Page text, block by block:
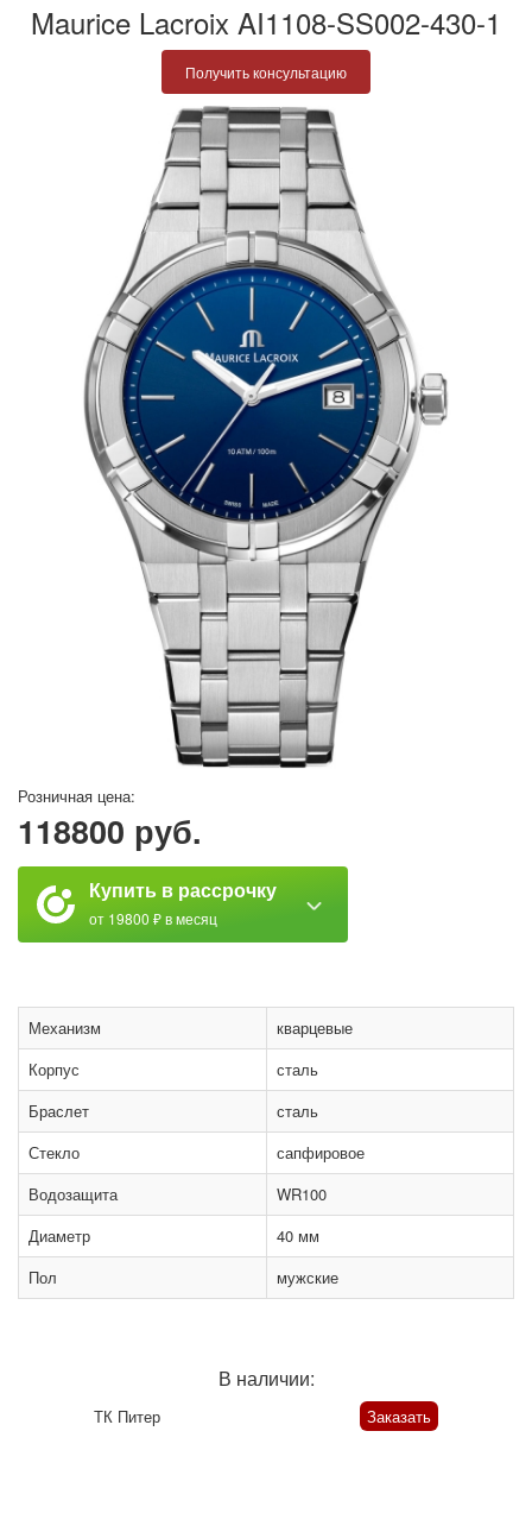
Maurice Lacroix AI1108-SS002-430-1
Получить консультацию
Розничная цена:
118800 руб.
Купить в рассрочку
от 19800 ₽ в месяц
Механизм
кварцевые
Корпус
сталь
Браслет
сталь
Стекло
сапфировое
Водозащита
WR100
Диаметр
40 мм
Пол
мужские
В наличии:
ТК Питер Заказать